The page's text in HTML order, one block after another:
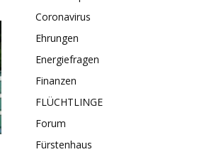
Coronavirus
Ehrungen
Energiefragen
Finanzen
FLÜCHTLINGE
Forum
Fürstenhaus